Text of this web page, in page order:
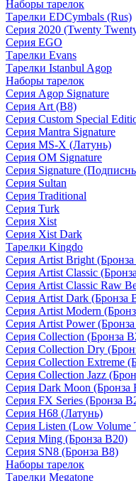
Наборы тарелок
Тарелки EDCymbals (Rus)
Серия 2020 (Twenty
Серия EGO
Тарелки Evans
Тарелки Istanbul Agop
Наборы тарелок
Серия Agop Signature
Серия Art (B8)
Серия Custom Special
Серия Mantra Signature
Серия MS-X (Латунь)
Серия OM Signature
Серия Signature
Серия Sultan
Серия Traditional
Серия Turk
Серия Xist
Серия Xist Dark
Тарелки Kingdo
Серия Artist Bright
Серия Artist Classic
Серия Artist Classic Raw
Серия Artist Dark (Бронза
Серия Artist Modern
Серия Artist Power
Серия Collection (Бронза
Серия Collection Dry
Серия Collection Extreme
Серия Collection Jazz
Серия Dark Moon (Бронза
Серия FX Series (Бронза
Серия H68 (Латунь)
Серия Listen (Low Volume
Серия Ming (Бронза B20)
Серия SN8 (Бронза B8)
Наборы тарелок
Тарелки Megatone